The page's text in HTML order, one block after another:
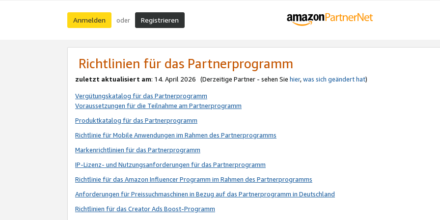
Anmelden oder Registrieren
Richtlinien für das Partnerprogramm
zuletzt aktualisiert am: 14. April 2026 (Derzeitige Partner - sehen Sie hier,was sich geändert hat)
Vergütungskatalog für das Partnerprogramm
Voraussetzungen für die Teilnahme am Partnerprogramm
Produktkatalog für das Partnerprogramm
Richtlinie für Mobile Anwendungen im Rahmen des Partnerprogramms
Markenrichtlinien für das Partnerprogramm
IP-Lizenz- und Nutzungsanforderungen für das Partnerprogramm
Richtlinie für das Amazon Influencer Programm im Rahmen des Partnerprogramms
Anforderungen für Preissuchmaschinen in Bezug auf das Partnerprogramm in Deutschland
Richtlinien für das Creator Ads Boost-Programm